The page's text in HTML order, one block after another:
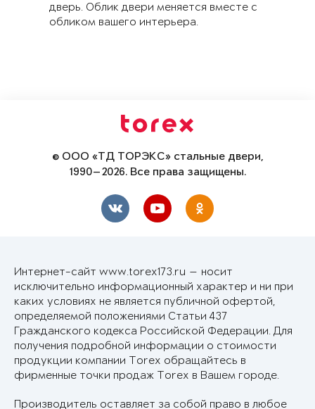
дверь. Облик двери меняется вместе с
обликом вашего интерьера.
© ООО «ТД ТОРЭКС» стальные двери,
1990—2026. Все права защищены.
Интернет-сайт www.torex173.ru — носит
исключительно информационный характер и ни при
каких условиях не является публичной офертой,
определяемой положениями Статьи 437
Гражданского кодекса Российской Федерации. Для
получения подробной информации о стоимости
продукции компании Torex обращайтесь в
фирменные точки продаж Torex в Вашем городе.
Производитель оставляет за собой право в любое